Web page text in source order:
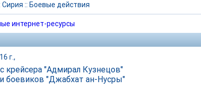
Сирия :: Боевые действия
интернет-ресурсы
г.,
крейсера "Адмирал Кузнецов"
боевиков "Джабхат ан-Нусры"